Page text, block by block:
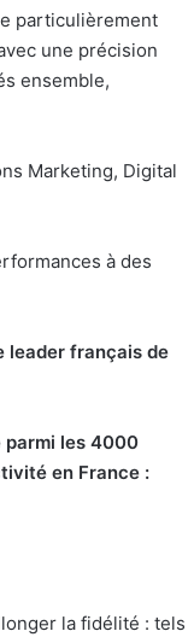
particulièrement
une précision
ensemble,
Marketing, Digital
à des
leader français de
parmi les 4000
en France :
la fidélité : tels